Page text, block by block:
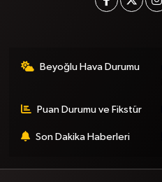
Beyoğlu Hava Durumu
Puan Durumu ve Fikstür
Son Dakika Haberleri